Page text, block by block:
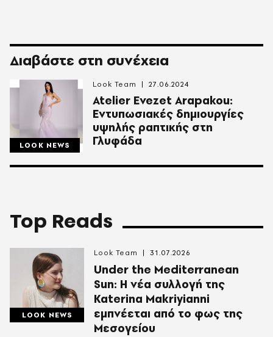
Διαβάστε στη συνέχεια
LOOK NEWS
Atelier Evezet Arapakou:
Εντυπωσιακές δημιουργίες
υψηλής ραπτικής στη
Γλυφάδα
Look Team 27.06.2024
Top Reads
LOOK NEWS
Under the Mediterranean
Sun: Η νέα συλλογή της
Katerina Makriyianni
εμπνέεται από το φως της
Μεσογείου
Look Team 31.07.2026